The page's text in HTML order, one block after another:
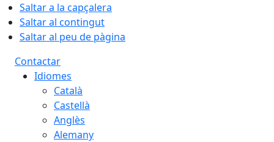
Saltar a la capçalera
Saltar al contingut
Saltar al peu de pàgina
Contactar
Idiomes
Català
Castellà
Anglès
Alemany